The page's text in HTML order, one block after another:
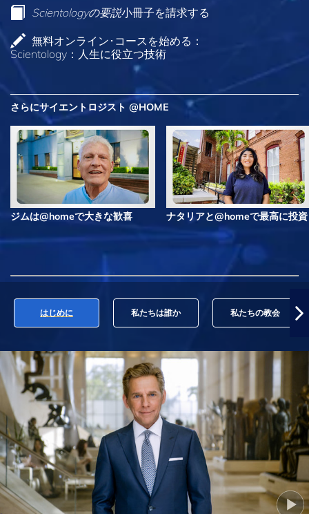
Scientologyの要説小冊子を請求する
無料オンライン･コースを始める：
Scientology：人生に役立つ技術
さらにサイエントロジスト @HOME
ジムは@homeで大きな歓喜 ナタリアと@homeで最高に投資
はじめに 私たちは誰か 私たちの教会